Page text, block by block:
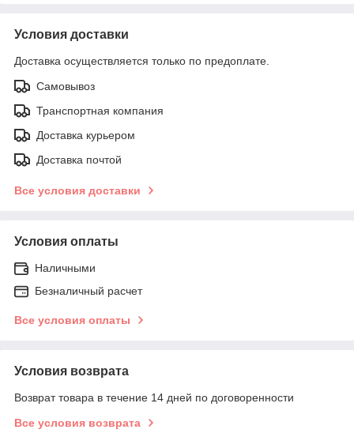
Условия доставки
Доставка осуществляется только по предоплате.
Самовывоз
Транспортная компания
Доставка курьером
Доставка почтой
Все условия доставки
Условия оплаты
Наличными
Безналичный расчет
Все условия оплаты
Условия возврата
Возврат товара в течение 14 дней по договоренности
Все условия возврата